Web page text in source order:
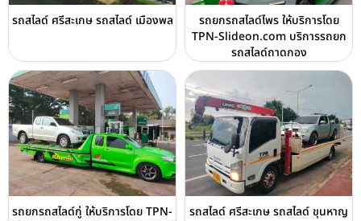
รถสไลด์ ศรีสะเกษ รถสไลด์ เมืองพล
รถยกรถสไลด์ไพร ให้บริการโดย
TPN-Slideon.com บริการรถยก
รถสไลด์ถาดกอง
รถยกรถสไลด์กู่ ให้บริการโดย TPN-
รถสไลด์ ศรีสะเกษ รถสไลด์ ขุนหาญ